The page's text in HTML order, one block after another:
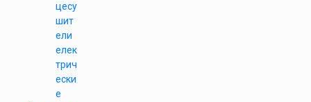
цесу
шит
ели
елек
трич
ески
е